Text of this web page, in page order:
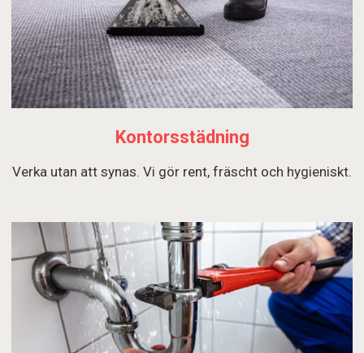
Kontorsstädning
Verka utan att synas. Vi gör rent, fräscht och hygieniskt.